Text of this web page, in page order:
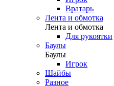
Вратарь
Лента и обмотка
Лента и обмотка
Для рукоятки
Баулы
Баулы
Игрок
Шайбы
Разное